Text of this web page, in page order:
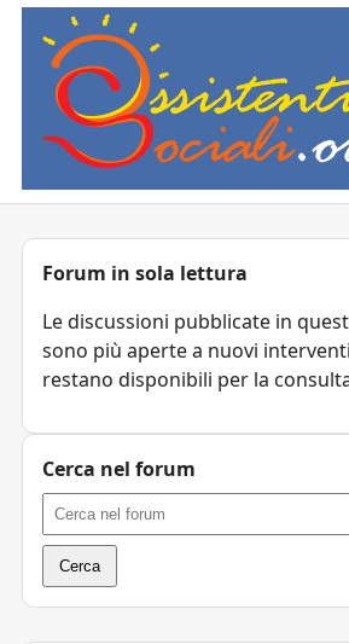
Forum in sola lettura
Le discussioni pubblicate in
sono più aperte a nuovi
restano disponibili per la
Cerca nel forum
Cerca